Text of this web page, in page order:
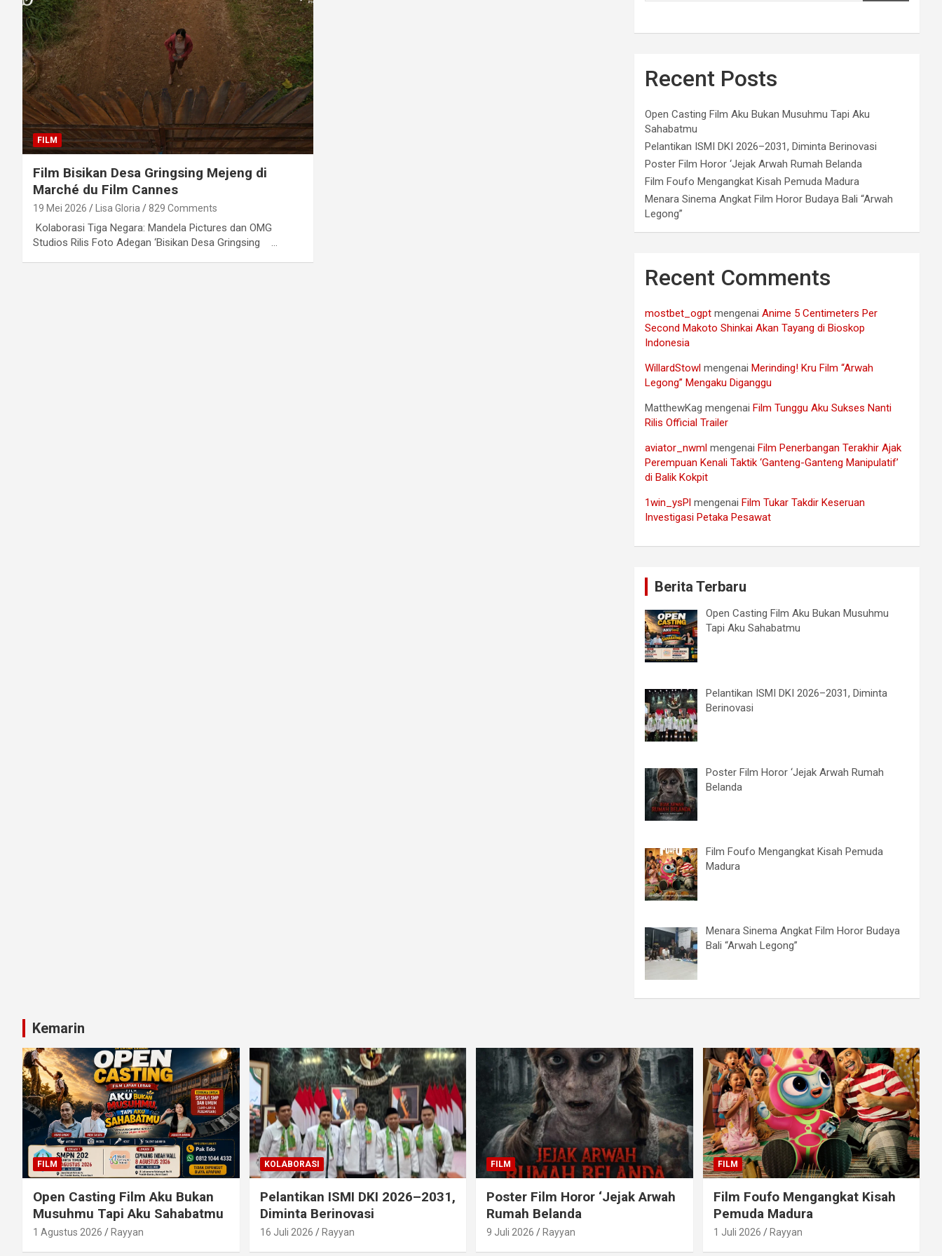
FILM
Film Bisikan Desa Gringsing Mejeng di
Marché du Film Cannes
19 Mei 2026 Lisa Gloria 829 Comments
Kolaborasi Tiga Negara: Mandela Pictures dan OMG
Studios Rilis Foto Adegan ‘Bisikan Desa Gringsing …
Recent Posts
Open Casting Film Aku Bukan Musuhmu Tapi Aku
Sahabatmu
Pelantikan ISMI DKI 2026–2031, Diminta Berinovasi
Poster Film Horor ‘Jejak Arwah Rumah Belanda
Film Foufo Mengangkat Kisah Pemuda Madura
Menara Sinema Angkat Film Horor Budaya Bali “Arwah
Legong”
Recent Comments
mostbet_ogpt mengenaiAnime 5 Centimeters Per
Second Makoto Shinkai Akan Tayang di Bioskop
Indonesia
WillardStowl mengenai Merinding! Kru Film “Arwah
Legong” Mengaku Diganggu
MatthewKag mengenai Film Tunggu Aku Sukses Nanti
Rilis Official Trailer
aviator_nwml mengenai Film Penerbangan Terakhir Ajak
Perempuan Kenali Taktik ‘Ganteng-Ganteng Manipulatif’
di Balik Kokpit
1win_ysPl mengenai Film Tukar Takdir Keseruan
Investigasi Petaka Pesawat
Berita Terbaru
Open Casting Film Aku Bukan Musuhmu
Tapi Aku Sahabatmu
Pelantikan ISMI DKI 2026–2031, Diminta
Berinovasi
Poster Film Horor ‘Jejak Arwah Rumah
Belanda
Film Foufo Mengangkat Kisah Pemuda
Madura
Menara Sinema Angkat Film Horor Budaya
Bali “Arwah Legong”
Kemarin
FILM
Open Casting Film Aku Bukan
Musuhmu Tapi Aku Sahabatmu
1 Agustus 2026 Rayyan
KOLABORASI
Pelantikan ISMI DKI 2026–2031,
Diminta Berinovasi
16 Juli 2026 Rayyan
FILM
Poster Film Horor ‘Jejak Arwah
Rumah Belanda
9 Juli 2026 Rayyan
FILM
Film Foufo Mengangkat Kisah
Pemuda Madura
1 Juli 2026 Rayyan